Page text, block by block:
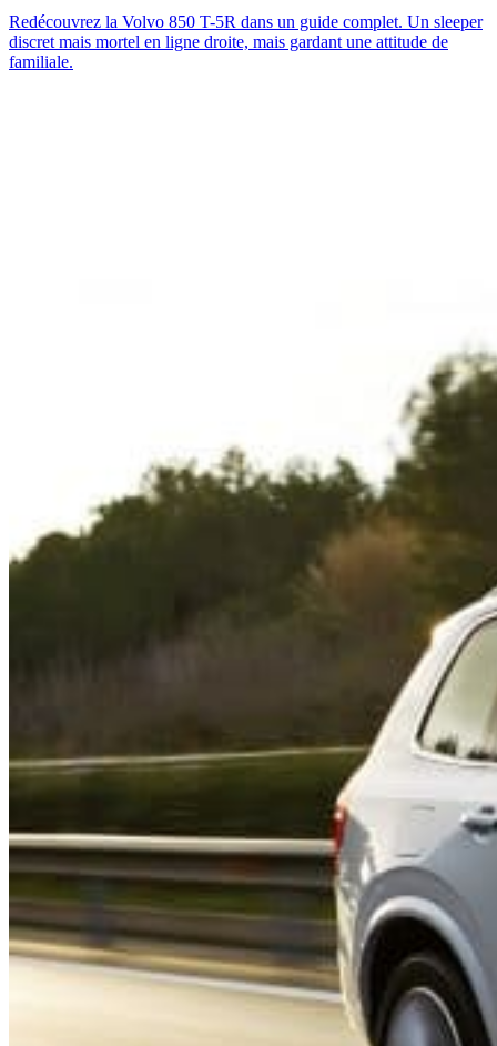
Redécouvrez la Volvo 850 T-5R dans un guide complet. Un sleeper
discret mais mortel en ligne droite, mais gardant une attitude de
familiale.